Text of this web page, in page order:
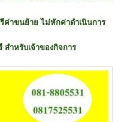
ค่าขนย้าย ไม่หักค่าดำเนินการ
ำหรับเจ้าของกิจการ